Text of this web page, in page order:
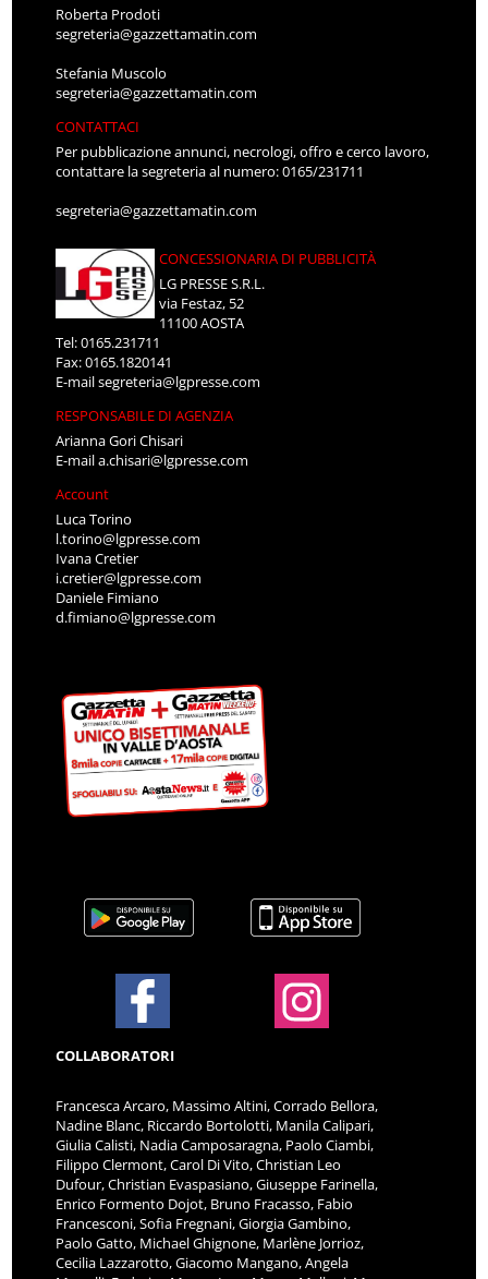
Roberta Prodoti
segreteria@gazzettamatin.com
Stefania Muscolo
segreteria@gazzettamatin.com
CONTATTACI
Per pubblicazione annunci, necrologi, offro e cerco lavoro,
contattare la segreteria al numero: 0165/231711
segreteria@gazzettamatin.com
CONCESSIONARIA DI PUBBLICITÀ
LG PRESSE S.R.L.
via Festaz, 52
11100 AOSTA
Tel: 0165.231711
Fax: 0165.1820141
E-mailsegreteria@lgpresse.com
RESPONSABILE DI AGENZIA
Arianna Gori Chisari
E-maila.chisari@lgpresse.com
Account
Luca Torino
l.torino@lgpresse.com
Ivana Cretier
i.cretier@lgpresse.com
Daniele Fimiano
d.fimiano@lgpresse.com
COLLABORATORI
Francesca Arcaro, Massimo Altini, Corrado Bellora,
Nadine Blanc, Riccardo Bortolotti, Manila Calipari,
Giulia Calisti, Nadia Camposaragna, Paolo Ciambi,
Filippo Clermont, Carol Di Vito, Christian Leo
Dufour, Christian Evaspasiano, Giuseppe Farinella,
Enrico Formento Dojot, Bruno Fracasso, Fabio
Francesconi, Sofia Fregnani, Giorgia Gambino,
Paolo Gatto, Michael Ghignone, Marlène Jorrioz,
Cecilia Lazzarotto, Giacomo Mangano, Angela